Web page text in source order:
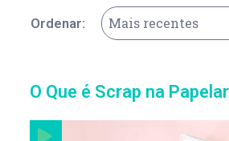
Ordenar: Mais recentes
O Que é Scrap na